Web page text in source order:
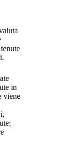
in
viene